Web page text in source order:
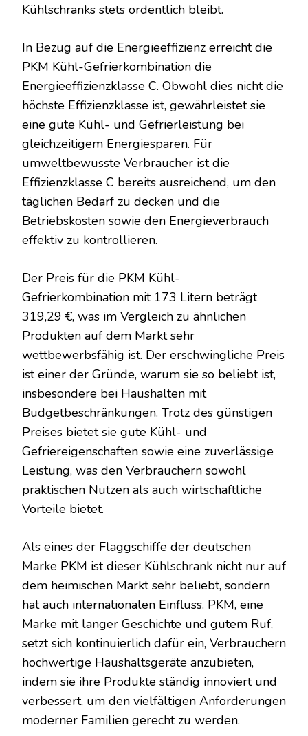
Kühlschranks stets ordentlich bleibt.
In Bezug auf die Energieeffizienz erreicht die
PKM Kühl-Gefrierkombination die
Energieeffizienzklasse C. Obwohl dies nicht die
höchste Effizienzklasse ist, gewährleistet sie
eine gute Kühl- und Gefrierleistung bei
gleichzeitigem Energiesparen. Für
umweltbewusste Verbraucher ist die
Effizienzklasse C bereits ausreichend, um den
täglichen Bedarf zu decken und die
Betriebskosten sowie den Energieverbrauch
effektiv zu kontrollieren.
Der Preis für die PKM Kühl-
Gefrierkombination mit 173 Litern beträgt
319,29 €, was im Vergleich zu ähnlichen
Produkten auf dem Markt sehr
wettbewerbsfähig ist. Der erschwingliche Preis
ist einer der Gründe, warum sie so beliebt ist,
insbesondere bei Haushalten mit
Budgetbeschränkungen. Trotz des günstigen
Preises bietet sie gute Kühl- und
Gefriereigenschaften sowie eine zuverlässige
Leistung, was den Verbrauchern sowohl
praktischen Nutzen als auch wirtschaftliche
Vorteile bietet.
Als eines der Flaggschiffe der deutschen
Marke PKM ist dieser Kühlschrank nicht nur auf
dem heimischen Markt sehr beliebt, sondern
hat auch internationalen Einfluss. PKM, eine
Marke mit langer Geschichte und gutem Ruf,
setzt sich kontinuierlich dafür ein, Verbrauchern
hochwertige Haushaltsgeräte anzubieten,
indem sie ihre Produkte ständig innoviert und
verbessert, um den vielfältigen Anforderungen
moderner Familien gerecht zu werden.